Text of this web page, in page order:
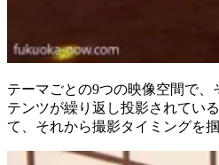
テーマごとの9つの映像空間で、
テンツが繰り返し投影されてい
て、それから撮影タイミングを